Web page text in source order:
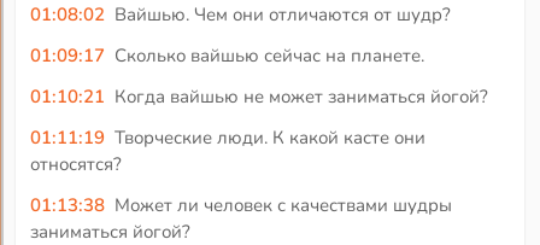
01:08:02 Вайшью. Чем они отличаются от шудр?
01:09:17 Сколько вайшью сейчас на планете.
01:10:21 Когда вайшью не может заниматься йогой?
01:11:19 Творческие люди. К какой касте они
относятся?
01:13:38 Может ли человек с качествами шудры
заниматься йогой?